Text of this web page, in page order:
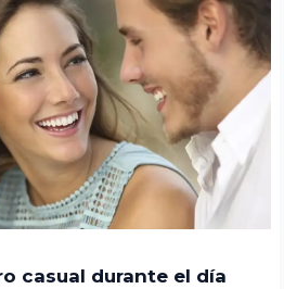
casual durante el día